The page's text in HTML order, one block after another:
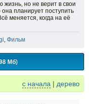
жизнь, но не верит в свои
планирует поступить
меняется, когда на её
, Фильм
Мб)
с начала | дерево